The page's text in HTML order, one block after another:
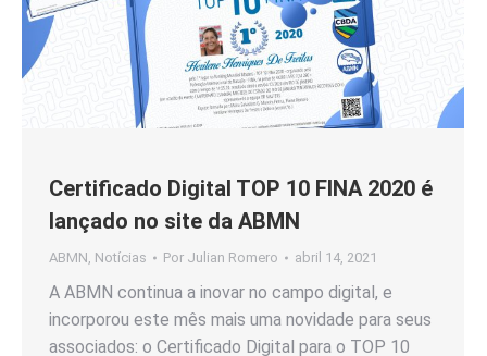
Certificado Digital TOP 10 FINA 2020 é
lançado no site da ABMN
ABMN Notícias Por Julian Romero abril 14, 2021
A ABMN continua a inovar no campo digital, e
incorporou este mês mais uma novidade para seus
associados: o Certificado Digital para o TOP 10